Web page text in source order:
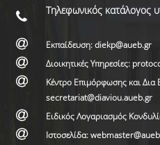
Τηλεφωνικός κατάλογος
Εκπαίδευση: diekp@aueb.gr
Διοικητικές Υπηρεσίες:
Κέντρο Επιμόρφωσης και
secretariat@diaviou.aueb.gr
Ειδικός Λογαριασμός
Ιστοσελίδα: